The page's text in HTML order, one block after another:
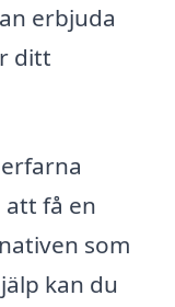
erbjuda
ditt
få en
som
kan du